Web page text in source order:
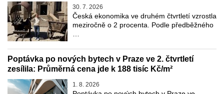
30. 7. 2026
Česká ekonomika ve druhém čtvrtletí vzrostla
meziročně o 2 procenta. Podle předběžného
…
Poptávka po nových bytech v Praze ve 2. čtvrtletí
zesílila: Průměrná cena jde k 188 tisíc Kč/m²
1. 8. 2026